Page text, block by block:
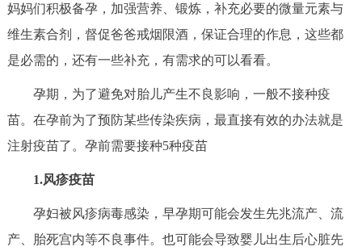
市领导 机构职能 政策服务
政策兑现 政策解读
决策公开 专题公开
政务服务
便民服务 利企服务 投资项目
妈妈们积极备孕，加强营养、锻炼，补充必要的微量元素与
维生素合剂，督促爸爸戒烟限酒，保证合理的作息，这些都
是必需的，还有一些补充，有需求的可以看看。
孕期，为了避免对胎儿产生不良影响，一般不接种疫
苗。在孕前为了预防某些传染疾病，最直接有效的办法就是
注射疫苗了。孕前需要接种5种疫苗
1.风疹疫苗
孕妇被风疹病毒感染，早孕期可能会发生先兆流产、流
产、胎死宫内等不良事件。也可能会导致婴儿出生后心脏先